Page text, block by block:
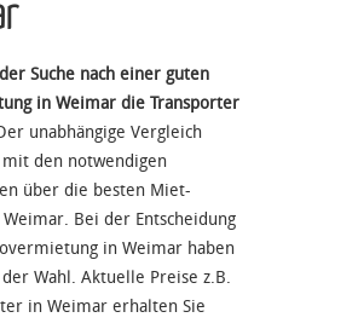
Suche nach einer guten
in Weimar die Transporter
unabhängige Vergleich
den notwendigen
über die besten Miet-
Bei der Entscheidung
in Weimar haben
Wahl. Aktuelle Preise z.B.
in Weimar erhalten Sie